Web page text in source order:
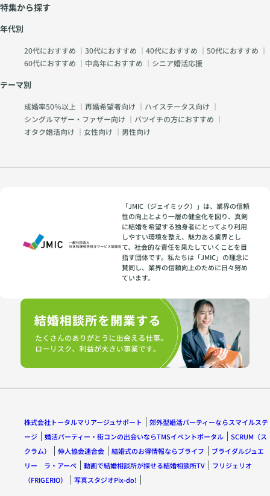
特集から探す
年代別
20代におすすめ ｜ 30代におすすめ ｜ 40代におすすめ ｜ 50代におすすめ ｜
60代におすすめ ｜ 中高年におすすめ ｜ シニア婚活応援
テーマ別
成婚率50％以上 ｜ 再婚希望者向け ｜ ハイステータス向け ｜
シングルマザー・ファザー向け ｜ バツイチの方におすすめ ｜
オタク婚活向け ｜ 女性向け ｜ 男性向け
「JMIC（ジェイミック）」は、業界の信頼
性の向上とより一層の健全化を図り、真剣
に結婚を希望する独身者にとってより利用
しやすい環境を整え、魅力ある業界とし
て、社会的な責任を果たしていくことを目
指す団体です。私たちは「JMIC」の理念に
賛同し、業界の信頼向上のために日々努め
ています。
株式会社トータルマリアージュサポート
郊外型婚活パーティーならスマイルステ
ージ
婚活パーティー・街コンの出会いならTMSイベントポータル
SCRUM（ス
クラム）
仲人協会連合会 結婚式のお得情報ならブライフ
ブライダルジュエ
リー ラ・アーペ
動画で結婚相談所が探せる結婚相談所TV
フリジェリオ
（FRIGERIO）
写真スタジオPix-do!